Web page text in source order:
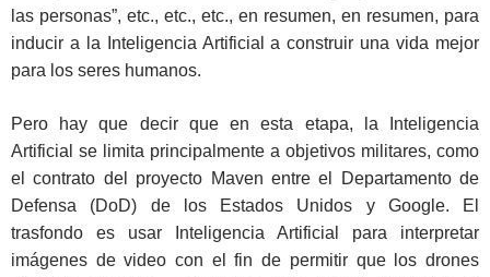
las personas”, etc., etc., etc., en resumen, en resumen, para
inducir a la Inteligencia Artificial a construir una vida mejor
para los seres humanos.
Pero hay que decir que en esta etapa, la Inteligencia
Artificial se limita principalmente a objetivos militares, como
el contrato del proyecto Maven entre el Departamento de
Defensa (DoD) de los Estados Unidos y Google. El
trasfondo es usar Inteligencia Artificial para interpretar
imágenes de video con el fin de permitir que los drones